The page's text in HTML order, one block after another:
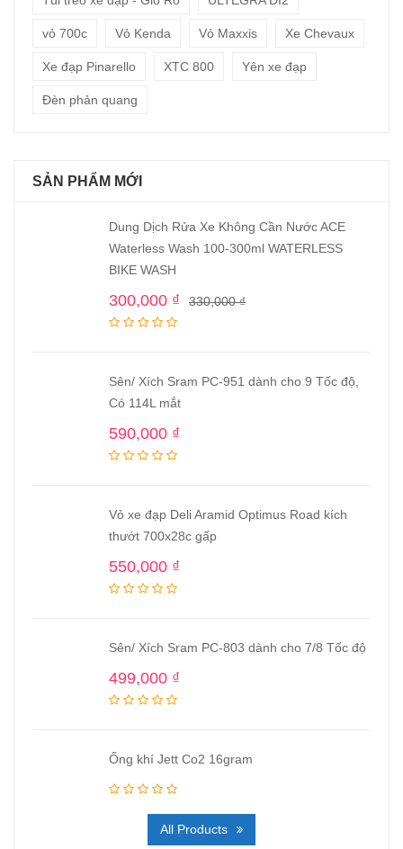
vỏ 700c Vỏ Kenda Vỏ Maxxis Xe Chevaux
Xe đạp Pinarello XTC 800 Yên xe đạp
Đèn phản quang
SẢN PHẨM MỚI
Dung Dịch Rửa Xe Không Cần Nước ACE
Waterless Wash 100-300ml WATERLESS
BIKE WASH
330,000₫
300,000 ₫
Sên/ Xích Sram PC-951 dành cho 9 Tốc độ,
Có 114L mắt
590,000 ₫
Vỏ xe đạp Deli Aramid Optimus Road kích
thướt 700x28c gấp
550,000 ₫
Sên/ Xích Sram PC-803 dành cho 7/8 Tốc độ
499,000 ₫
Ống khí Jett Co2 16gram
All Products